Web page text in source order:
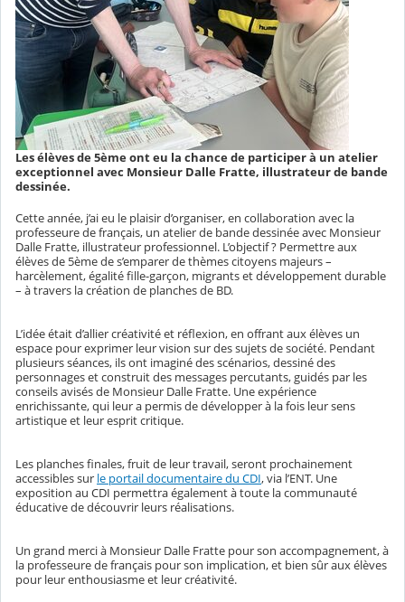
Les élèves de 5ème ont eu la chance de participer à un atelier
exceptionnel avec Monsieur Dalle Fratte, illustrateur de bande
dessinée.
Cette année, j’ai eu le plaisir d’organiser, en collaboration avec la
professeure de français, un atelier de bande dessinée avec Monsieur
Dalle Fratte, illustrateur professionnel. L’objectif ? Permettre aux
élèves de 5ème de s’emparer de thèmes citoyens majeurs –
harcèlement, égalité fille-garçon, migrants et développement durable
– à travers la création de planches de BD.
L’idée était d’allier créativité et réflexion, en offrant aux élèves un
espace pour exprimer leur vision sur des sujets de société. Pendant
plusieurs séances, ils ont imaginé des scénarios, dessiné des
personnages et construit des messages percutants, guidés par les
conseils avisés de Monsieur Dalle Fratte. Une expérience
enrichissante, qui leur a permis de développer à la fois leur sens
artistique et leur esprit critique.
Les planches finales, fruit de leur travail, seront prochainement
accessibles sur le portail documentaire du CDI, via l’ENT. Une
exposition au CDI permettra également à toute la communauté
éducative de découvrir leurs réalisations.
Un grand merci à Monsieur Dalle Fratte pour son accompagnement, à
la professeure de français pour son implication, et bien sûr aux élèves
pour leur enthousiasme et leur créativité.